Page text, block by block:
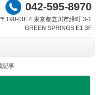
042-595-8970
〒190-0014 東京都立川市緑町 3-1
GREEN SPRINGS E1 3F
記事